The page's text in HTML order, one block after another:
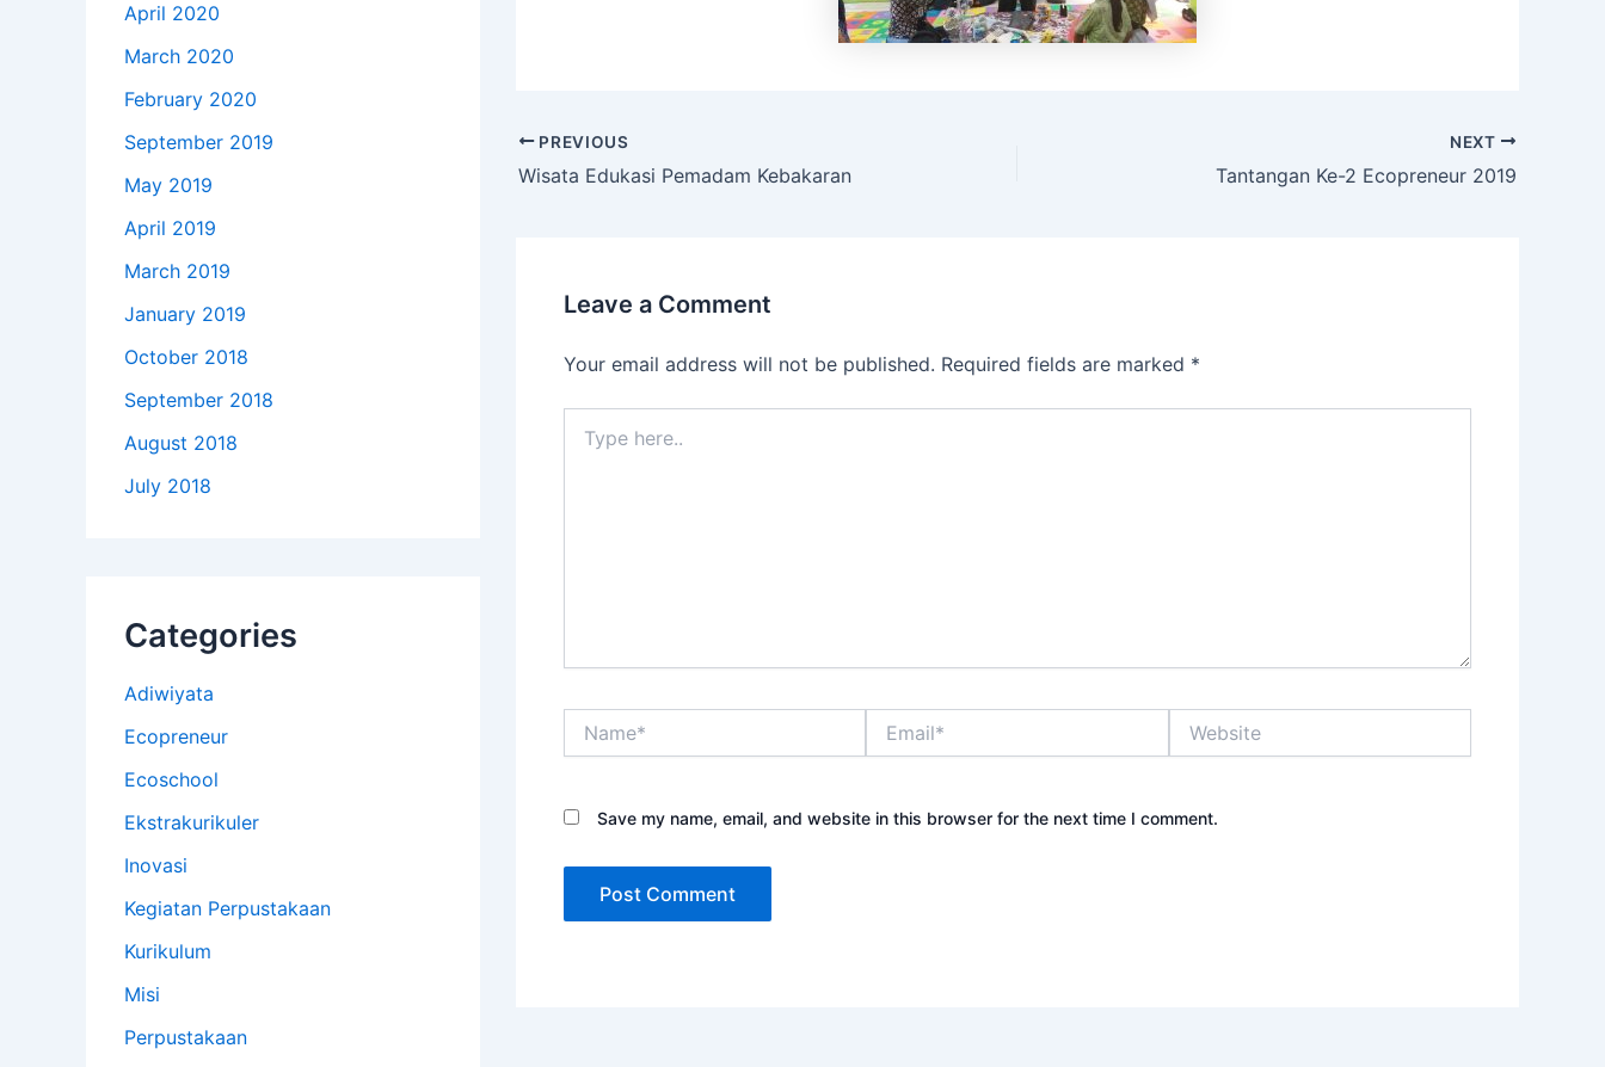
April 2020
March 2020
February 2020
September 2019
May 2019
April 2019
March 2019
January 2019
October 2018
September 2018
August 2018
July 2018
Categories
Adiwiyata
Ecopreneur
Ecoschool
Ekstrakurikuler
Inovasi
Kegiatan Perpustakaan
Kurikulum
Misi
Perpustakaan
PREVIOUS
Wisata Edukasi Pemadam Kebakaran
NEXT
Tantangan Ke-2 Ecopreneur 2019
Leave a Comment
Your email address will not be published. Required fields are marked *
here..
Save my name, email, and website in this browser for the next time I comment.